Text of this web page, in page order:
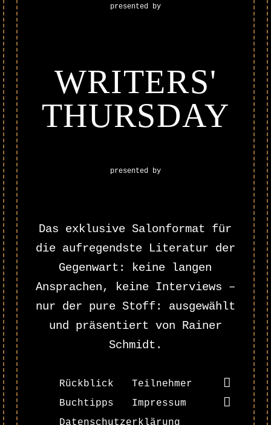
presented by
WRITERS'
THURSDAY
presented by
Das exklusive Salonformat für
die aufregendste Literatur der
Gegenwart: keine langen
Ansprachen, keine Interviews –
nur der pure Stoff: ausgewählt
und präsentiert von Rainer
Schmidt.
Rückblick
Teilnehmer
Buchtipps
Impressum
Datenschutzerklärung